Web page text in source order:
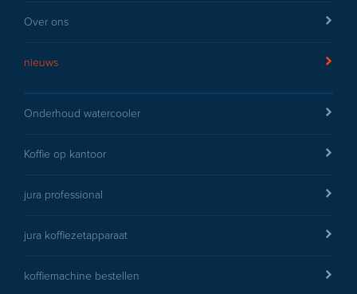
Over ons
nieuws
Onderhoud watercooler
Koffie op kantoor
jura professional
jura koffiezetapparaat
koffiemachine bestellen